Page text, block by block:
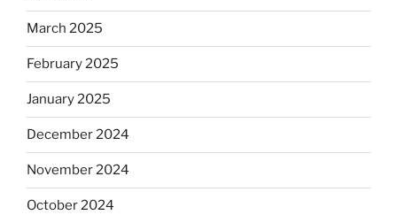
March 2025
February 2025
January 2025
December 2024
November 2024
October 2024